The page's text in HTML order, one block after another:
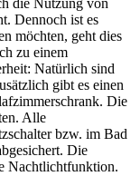
die Nutzung von
Dennoch ist es
möchten, geht dies
zu einem
Natürlich sind
gibt es einen
Die
Alle
bzw. im Bad
Die
Nachtlichtfunktion.